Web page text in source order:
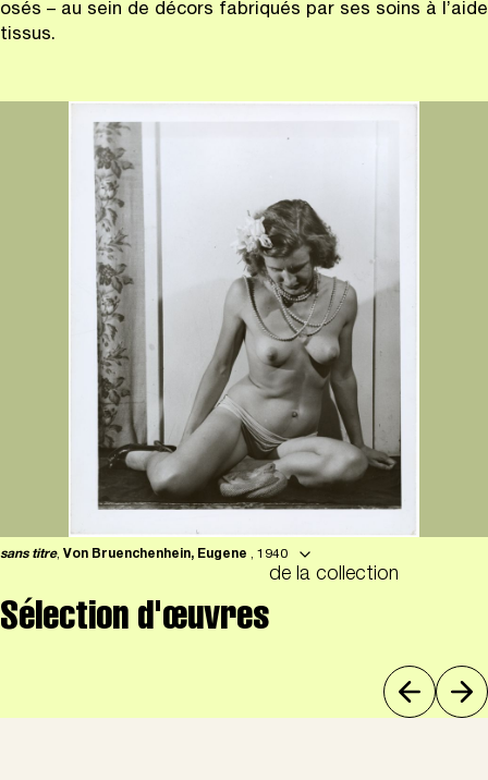
osés – au sein de décors fabriqués par ses soins à l’aide
tissus.
sans titre, Von Bruenchenhein, Eugene , 1940
Sélection d'œuvres
de la collection